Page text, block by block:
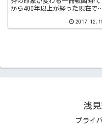
から400年以上が経った現在で
る明智光秀。本書では、その明
浅
プライ